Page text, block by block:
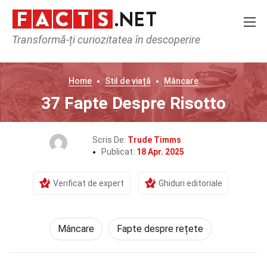
Transformă-ți curiozitatea în descoperire
Home Stil de viață Mâncare
37 Fapte Despre Risotto
Scris De: Trude Timms
Publicat: 18 Apr. 2025
Verificat de expert Ghiduri editoriale
Mâncare Fapte despre rețete